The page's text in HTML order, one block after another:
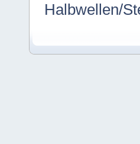
Halbwellen/